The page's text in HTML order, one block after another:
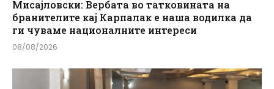
Мисајловски: Вербата во татковината на
бранителите кај Карпалак е наша водилка да
ги чуваме националните интереси
08/08/2026